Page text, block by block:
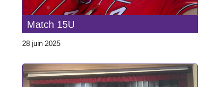
Match 15U
28 juin 2025